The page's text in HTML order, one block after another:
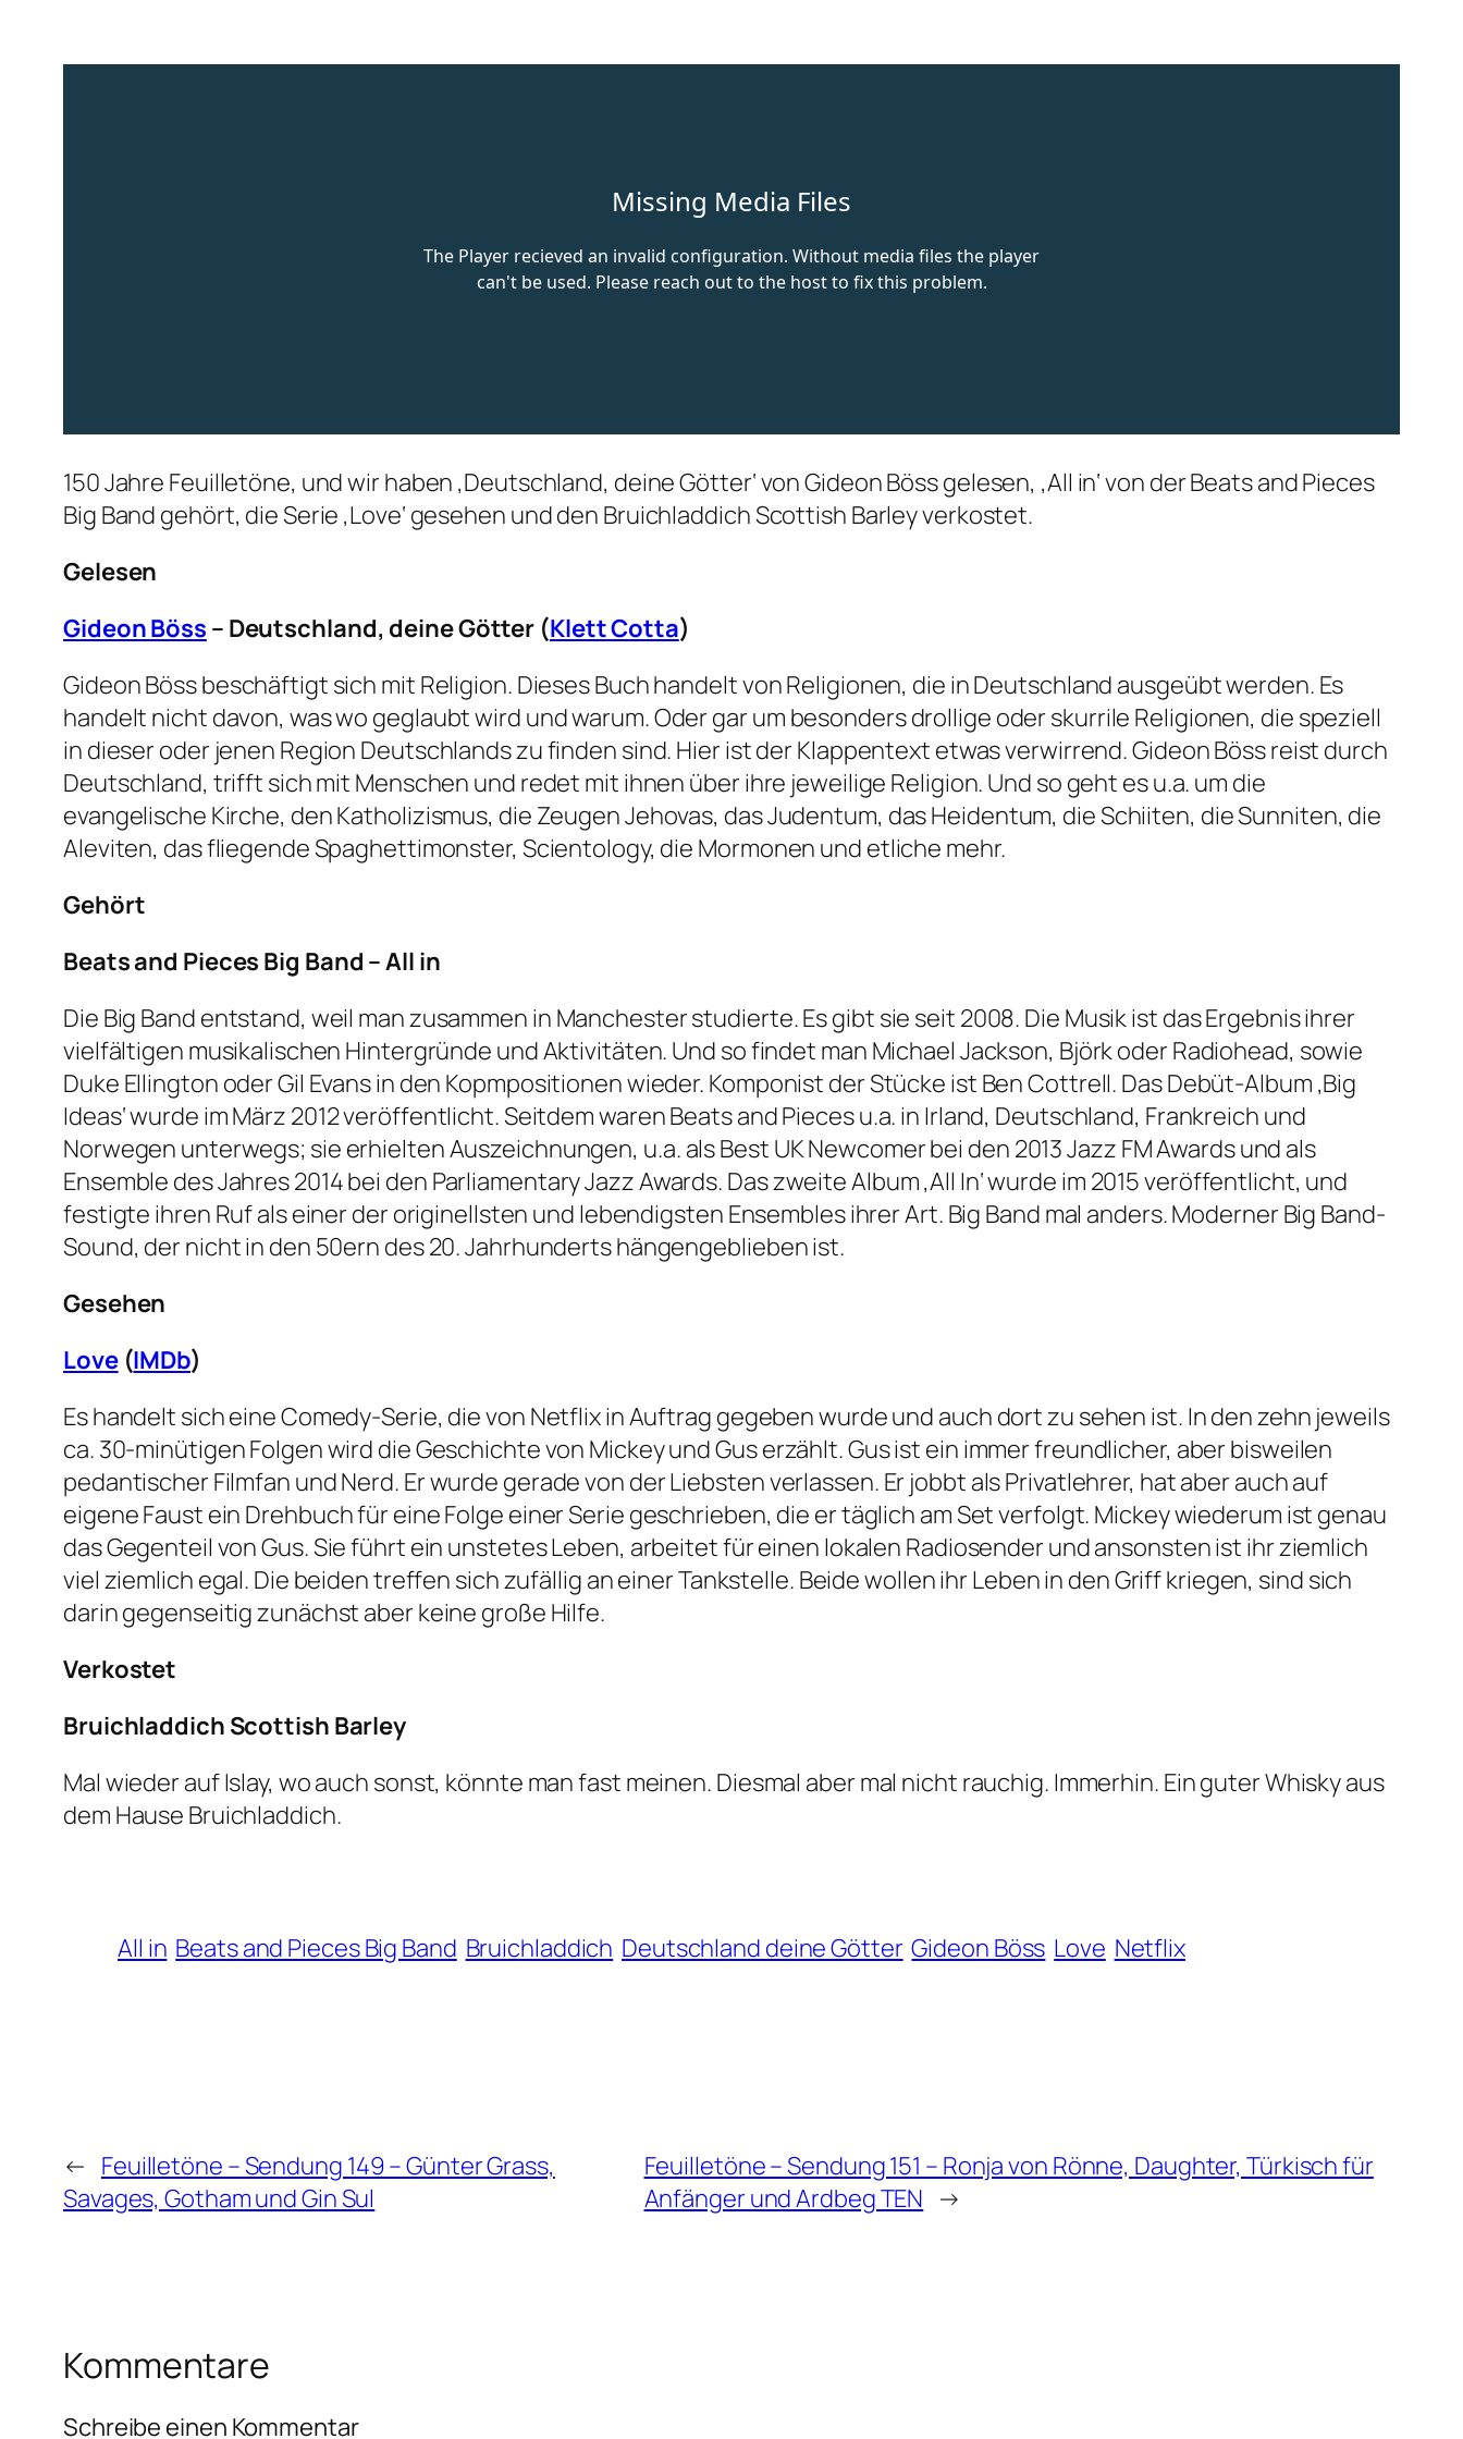
150 Jahre Feuilletöne, und wir haben ‚Deutschland, deine Götter‘ von Gideon Böss gelesen, ‚All in‘ von der Beats and Pieces
Big Band gehört, die Serie ‚Love‘ gesehen und den Bruichladdich Scottish Barley verkostet.
Gelesen
Gideon Böss – Deutschland, deine Götter (Klett Cotta)
Gideon Böss beschäftigt sich mit Religion. Dieses Buch handelt von Religionen, die in Deutschland ausgeübt werden. Es
handelt nicht davon, was wo geglaubt wird und warum. Oder gar um besonders drollige oder skurrile Religionen, die speziell
in dieser oder jenen Region Deutschlands zu finden sind. Hier ist der Klappentext etwas verwirrend. Gideon Böss reist durch
Deutschland, trifft sich mit Menschen und redet mit ihnen über ihre jeweilige Religion. Und so geht es u.a. um die
evangelische Kirche, den Katholizismus, die Zeugen Jehovas, das Judentum, das Heidentum, die Schiiten, die Sunniten, die
Aleviten, das fliegende Spaghettimonster, Scientology, die Mormonen und etliche mehr.
Gehört
Beats and Pieces Big Band – All in
Die Big Band entstand, weil man zusammen in Manchester studierte. Es gibt sie seit 2008. Die Musik ist das Ergebnis ihrer
vielfältigen musikalischen Hintergründe und Aktivitäten. Und so findet man Michael Jackson, Björk oder Radiohead, sowie
Duke Ellington oder Gil Evans in den Kopmpositionen wieder. Komponist der Stücke ist Ben Cottrell. Das Debüt-Album ‚Big
Ideas‘ wurde im März 2012 veröffentlicht. Seitdem waren Beats and Pieces u.a. in Irland, Deutschland, Frankreich und
Norwegen unterwegs; sie erhielten Auszeichnungen, u.a. als Best UK Newcomer bei den 2013 Jazz FM Awards und als
Ensemble des Jahres 2014 bei den Parliamentary Jazz Awards. Das zweite Album ‚All In‘ wurde im 2015 veröffentlicht, und
festigte ihren Ruf als einer der originellsten und lebendigsten Ensembles ihrer Art. Big Band mal anders. Moderner Big Band-
Sound, der nicht in den 50ern des 20. Jahrhunderts hängengeblieben ist.
Gesehen
Love(IMDb)
Es handelt sich eine Comedy-Serie, die von Netflix in Auftrag gegeben wurde und auch dort zu sehen ist. In den zehn jeweils
ca. 30-minütigen Folgen wird die Geschichte von Mickey und Gus erzählt. Gus ist ein immer freundlicher, aber bisweilen
pedantischer Filmfan und Nerd. Er wurde gerade von der Liebsten verlassen. Er jobbt als Privatlehrer, hat aber auch auf
eigene Faust ein Drehbuch für eine Folge einer Serie geschrieben, die er täglich am Set verfolgt. Mickey wiederum ist genau
das Gegenteil von Gus. Sie führt ein unstetes Leben, arbeitet für einen lokalen Radiosender und ansonsten ist ihr ziemlich
viel ziemlich egal. Die beiden treffen sich zufällig an einer Tankstelle. Beide wollen ihr Leben in den Griff kriegen, sind sich
darin gegenseitig zunächst aber keine große Hilfe.
Verkostet
Bruichladdich Scottish Barley
Mal wieder auf Islay, wo auch sonst, könnte man fast meinen. Diesmal aber mal nicht rauchig. Immerhin. Ein guter Whisky aus
dem Hause Bruichladdich.
All in Beats and Pieces Big Band Bruichladdich Deutschland deine Götter Gideon Böss Love Netflix
← Feuilletöne – Sendung 149 – Günter Grass,
Savages, Gotham und Gin Sul
Feuilletöne – Sendung 151 – Ronja von Rönne, Daughter, Türkisch für
Anfänger und Ardbeg TEN →
Kommentare
Schreibe einen Kommentar